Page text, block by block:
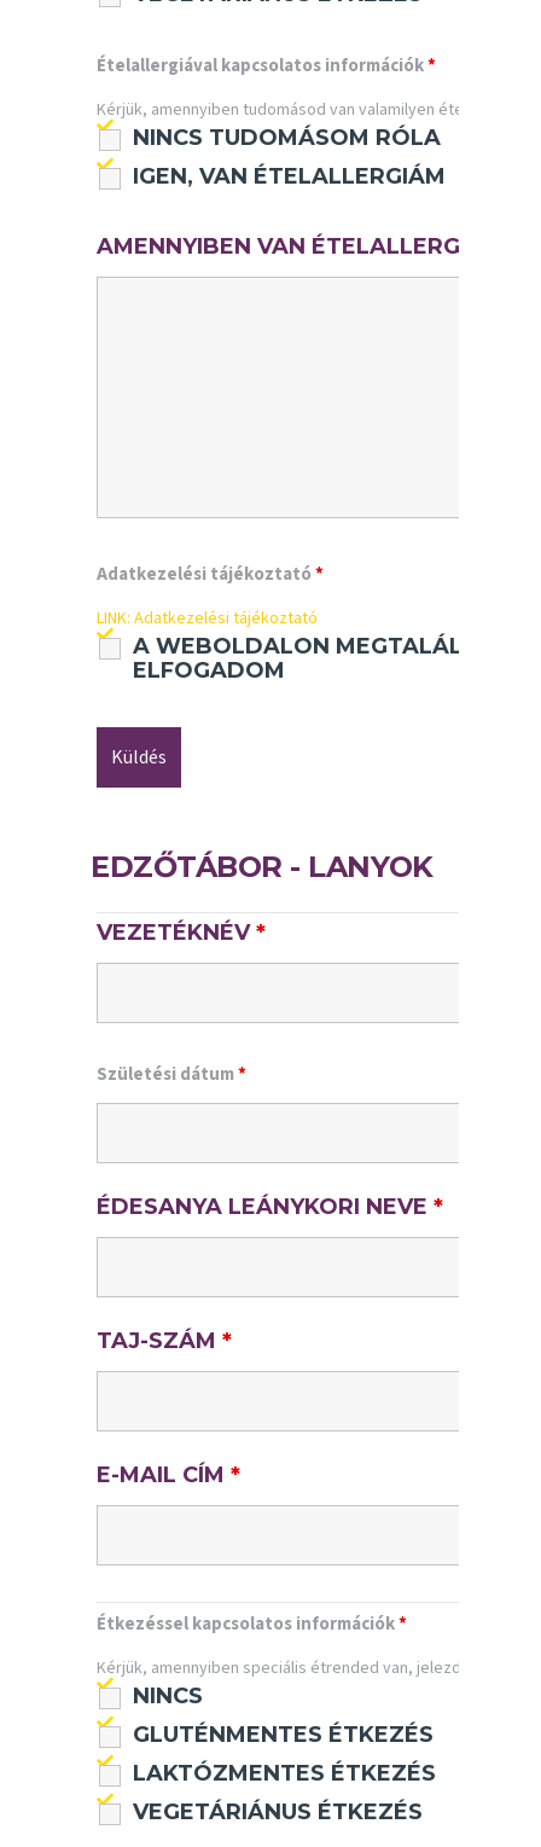
Ételallergiával kapcsolatos információk*
NINCS TUDOMÁSOM RÓLA
IGEN, VAN ÉTELALLERGIÁM
Kérjük, amennyiben tudomásod van valamilyen étellel
AMENNYIBEN VAN ÉTELALLERGIÁD,
Adatkezelési tájékoztató*
A WEBOLDALON MEGTALÁLHATÓ
ELFOGADOM
LINK: Adatkezelési tájékoztató
EDZŐTÁBOR - LANYOK
VEZETÉKNÉV*
Születési dátum*
ÉDESANYA LEÁNYKORI NEVE*
TAJ-SZÁM*
E-MAIL CÍM*
Étkezéssel kapcsolatos információk*
NINCS
GLUTÉNMENTES ÉTKEZÉS
LAKTÓZMENTES ÉTKEZÉS
VEGETÁRIÁNUS ÉTKEZÉS
Kérjük, amennyiben speciális étrended van, jelezd számunkra!